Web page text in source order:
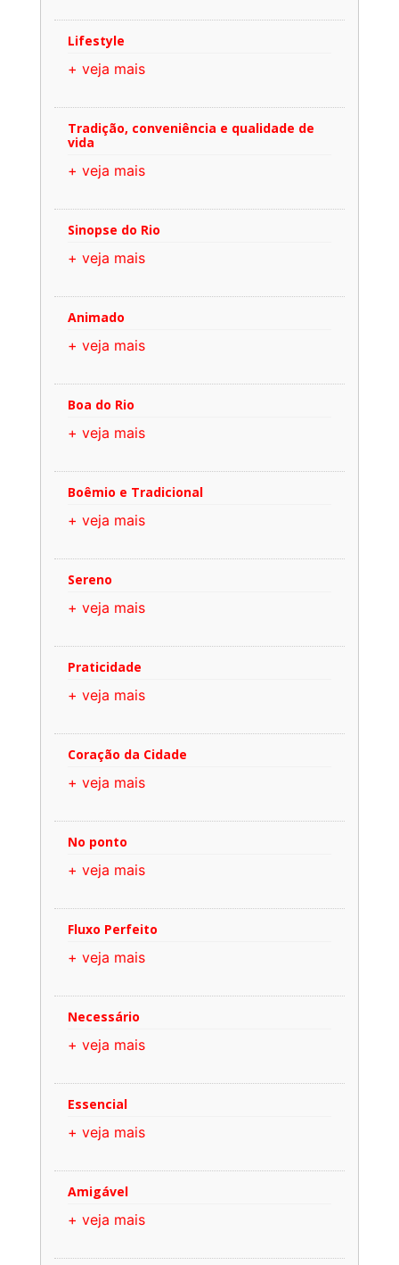
Lifestyle
+ veja mais
Tradição, conveniência e qualidade de
vida
+ veja mais
Sinopse do Rio
+ veja mais
Animado
+ veja mais
Boa do Rio
+ veja mais
Boêmio e Tradicional
+ veja mais
Sereno
+ veja mais
Praticidade
+ veja mais
Coração da Cidade
+ veja mais
No ponto
+ veja mais
Fluxo Perfeito
+ veja mais
Necessário
+ veja mais
Essencial
+ veja mais
Amigável
+ veja mais